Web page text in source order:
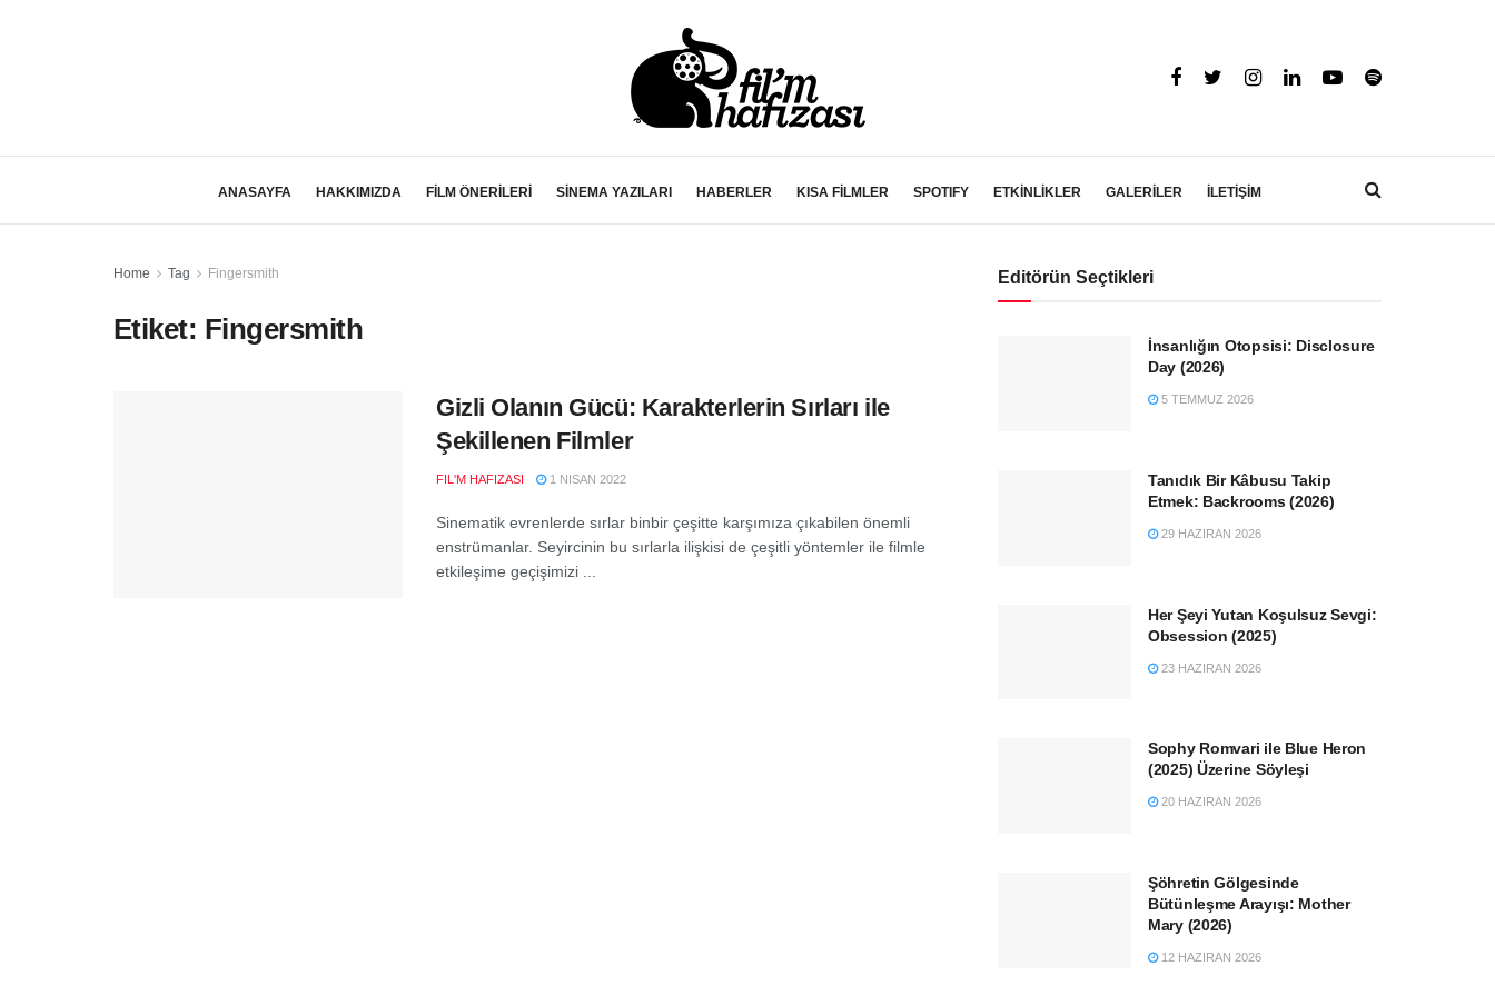
ANASAYFA HAKKIMIZDA FİLM ÖNERİLERİ SİNEMA YAZILARI HABERLER KISA FİLMLER SPOTIFY ETKİNLİKLER GALERİLER İLETİŞİM
Home Tag Fingersmith
Etiket: Fingersmith
Gizli Olanın Gücü: Karakterlerin Sırları ile
Şekillenen Filmler
FIL'M HAFIZASI 1 NISAN 2022
Sinematik evrenlerde sırlar binbir çeşitte karşımıza çıkabilen önemli
enstrümanlar. Seyircinin bu sırlarla ilişkisi de çeşitli yöntemler ile filmle
etkileşime geçişimizi ...
Editörün Seçtikleri
İnsanlığın Otopsisi: Disclosure
Day (2026)
5 TEMMUZ 2026
Tanıdık Bir Kâbusu Takip
Etmek: Backrooms (2026)
29 HAZIRAN 2026
Her Şeyi Yutan Koşulsuz Sevgi:
Obsession (2025)
23 HAZIRAN 2026
Sophy Romvari ile Blue Heron
(2025) Üzerine Söyleşi
20 HAZIRAN 2026
Şöhretin Gölgesinde
Bütünleşme Arayışı: Mother
Mary (2026)
12 HAZIRAN 2026